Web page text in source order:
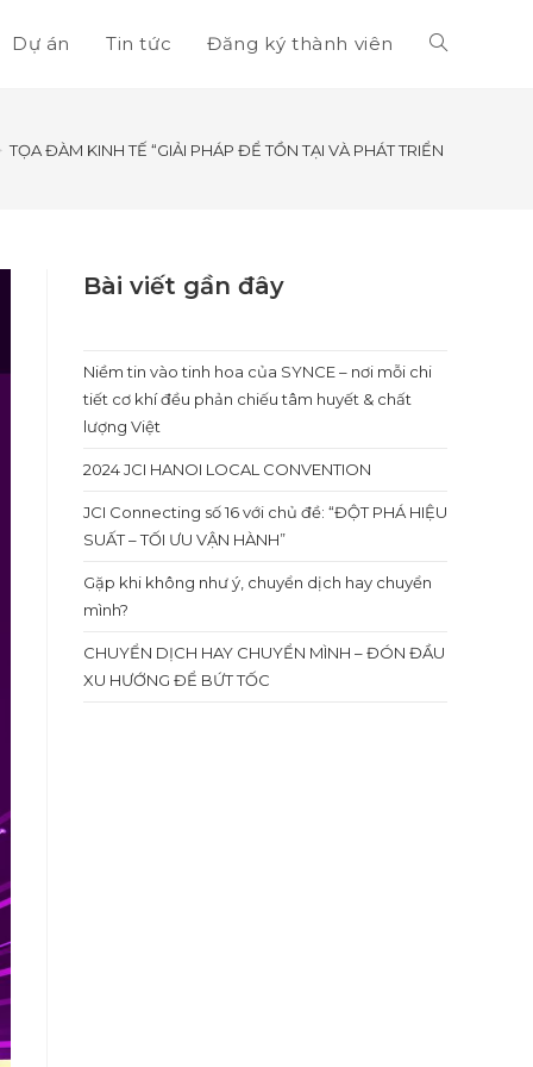
Dự án Tin tức Đăng ký thành viên Toggle
TỌA ĐÀM KINH TẾ “GIẢI PHÁP ĐỂ TỒN TẠI VÀ PHÁT TRIỂN CHO
Bài viết gần đây
Niềm tin vào tinh hoa của SYNCE – nơi mỗi chi
tiết cơ khí đều phản chiếu tâm huyết & chất
lượng Việt
2024 JCI HANOI LOCAL CONVENTION
JCI Connecting số 16 với chủ đề: “ĐỘT PHÁ HIỆU
SUẤT – TỐI ƯU VẬN HÀNH”
Gặp khi không như ý, chuyển dịch hay chuyển
mình?
CHUYỂN DỊCH HAY CHUYỂN MÌNH – ĐÓN ĐẦU
XU HƯỚNG ĐỂ BỨT TỐC